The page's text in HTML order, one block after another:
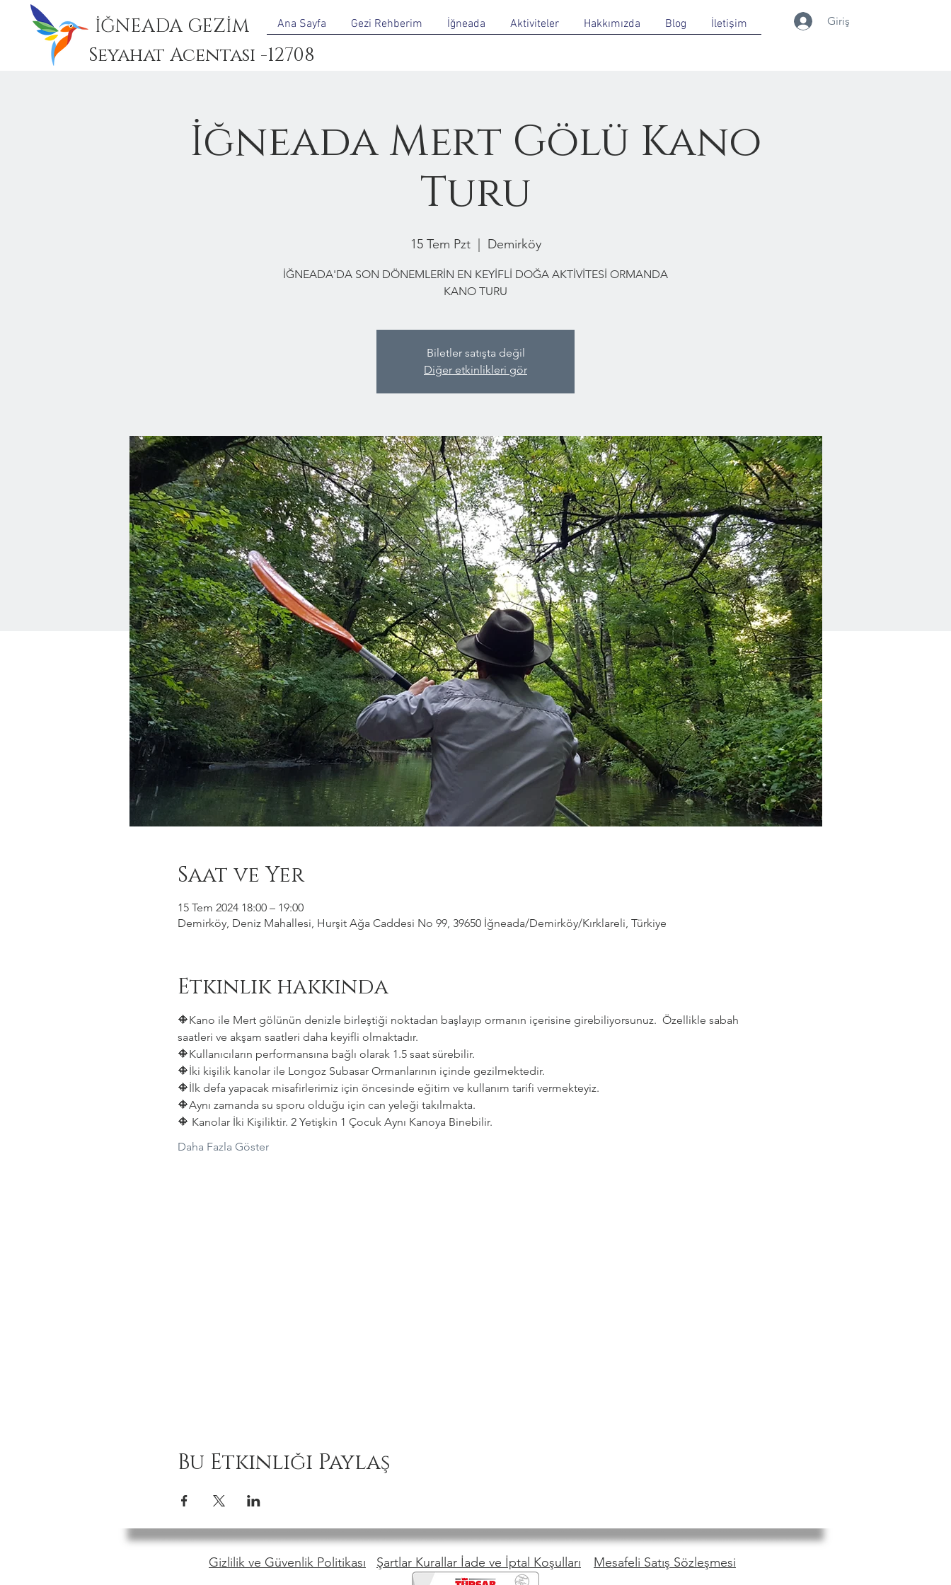
İĞNEADA GEZİM
Seyahat Acentası -12708
Ana Sayfa Gezi Rehberim İğneada Aktiviteler Hakkımızda Blog İletişim Giriş
İğneada Mert Gölü Kano
Turu
15 Tem Pzt
  |
Demirköy
İĞNEADA'DA SON DÖNEMLERİN EN KEYİFLİ DOĞA AKTİVİTESİ ORMANDA
KANO TURU
Biletler satışta değil
Diğer etkinlikleri gör
Saat ve Yer
15 Tem 2024 18:00 – 19:00
Demirköy, Deniz Mahallesi, Hurşit Ağa Caddesi No 99, 39650 İğneada/Demirköy/Kırklareli, Türkiye
Etkinlik hakkında
🔶Kano ile Mert gölünün denizle birleştiği noktadan başlayıp ormanın içerisine girebiliyorsunuz.  Özellikle sabah
saatleri ve akşam saatleri daha keyifli olmaktadır.
🔶Kullanıcıların performansına bağlı olarak 1.5 saat sürebilir.
🔶İki kişilik kanolar ile Longoz Subasar Ormanlarının içinde gezilmektedir.
🔶İlk defa yapacak misafirlerimiz için öncesinde eğitim ve kullanım tarifi vermekteyiz.
🔶Aynı zamanda su sporu olduğu için can yeleği takılmakta.
🔶 Kanolar İki Kişiliktir. 2 Yetişkin 1 Çocuk Aynı Kanoya Binebilir.
Daha Fazla Göster
Bu Etkinliği Paylaş
Gizlilik ve Güvenlik Politikası Şartlar Kurallar İade ve İptal Koşulları Mesafeli Satış Sözleşmesi